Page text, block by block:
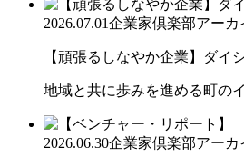
2026.07.01企業家倶楽部アーカ
【頑張るしなやか企業】ダ
地域と共に歩みを進める町の
2026.06.30企業家倶楽部アーカ